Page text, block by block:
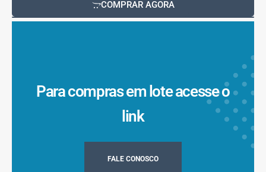
COMPRAR AGORA
Para compras em lote acesse o
link
FALE CONOSCO